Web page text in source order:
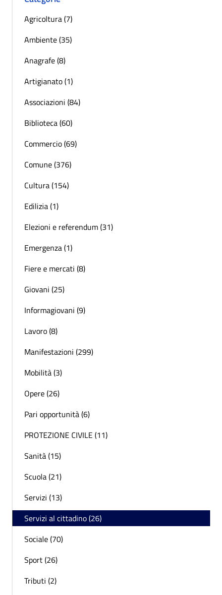
Agricoltura (7)
Ambiente (35)
Anagrafe (8)
Artigianato (1)
Associazioni (84)
Biblioteca (60)
Commercio (69)
Comune (376)
Cultura (154)
Edilizia (1)
Elezioni e referendum (31)
Emergenza (1)
Fiere e mercati (8)
Giovani (25)
Informagiovani (9)
Lavoro (8)
Manifestazioni (299)
Mobilità (3)
Opere (26)
Pari opportunità (6)
PROTEZIONE CIVILE (11)
Sanità (15)
Scuola (21)
Servizi (13)
Servizi al cittadino (26)
Sociale (70)
Sport (26)
Tributi (2)